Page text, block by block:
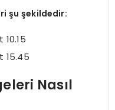
şu şekildedir:
15.45
Nasıl